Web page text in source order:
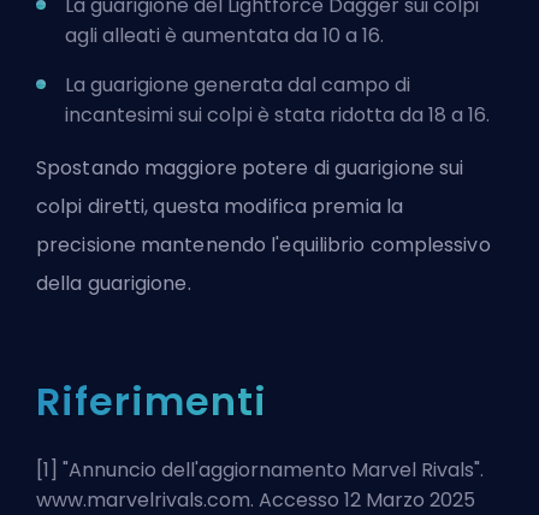
agli alleati è aumentata da 10 a 16.
La guarigione generata dal campo di
incantesimi sui colpi è stata ridotta da 18 a 16.
Spostando maggiore potere di guarigione sui
colpi diretti, questa modifica premia la
precisione mantenendo l'equilibrio complessivo
della guarigione.
Riferimenti
[1] "Annuncio dell'aggiornamento Marvel Rivals".
www.marvelrivals.com. Accesso 12 Marzo 2025